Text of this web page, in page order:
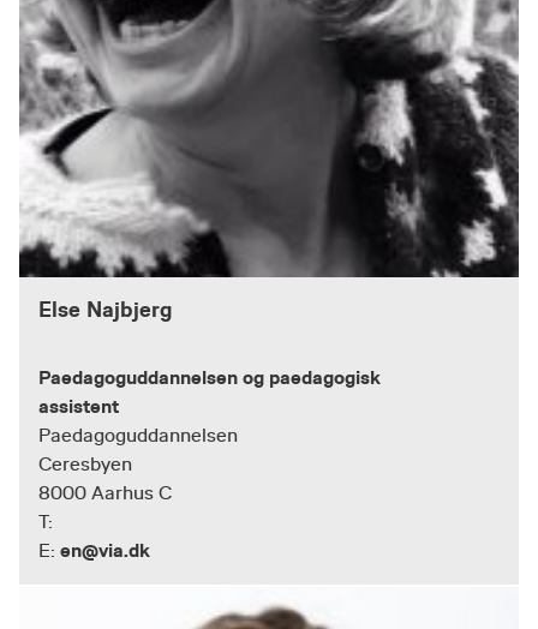
Else Najbjerg
Paedagoguddannelsen og paedagogisk
assistent
Paedagoguddannelsen
Ceresbyen
8000 Aarhus C
T:
E: en@via.dk